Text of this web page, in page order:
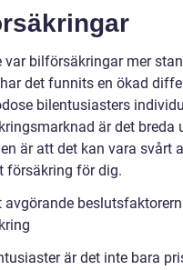
var bilförsäkringar mer
det funnits en ökad
bilentusiasters
är det
är att det kan vara svårt
försäkring för dig.
avgörande
är det inte bara